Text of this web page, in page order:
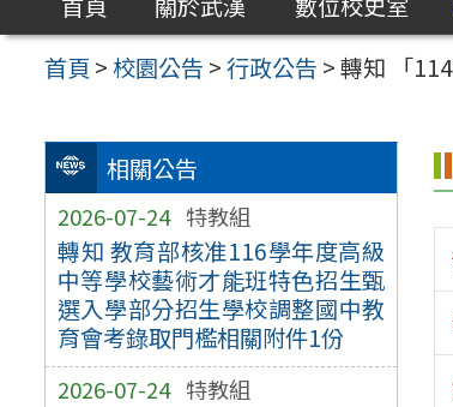
首頁 >校園公告 >行政公告 >轉知 「
相關公告
2026-07-24 特教組
轉知 教育部核准116學年度高級
中等學校藝術才能班特色招生甄
選入學部分招生學校調整國中教
育會考錄取門檻相關附件1份
2026-07-24 特教組